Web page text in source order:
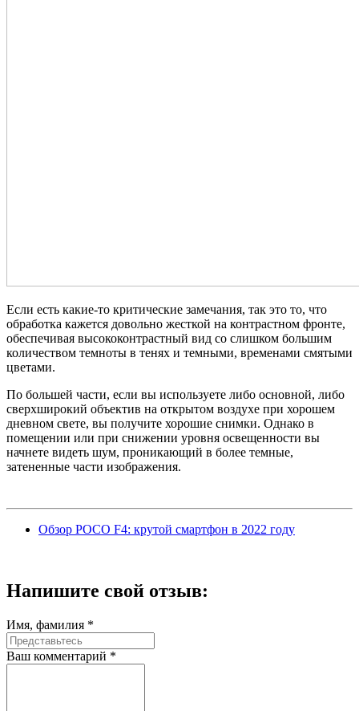
Если есть какие-то критические замечания, так это то, что
обработка кажется довольно жесткой на контрастном фронте,
обеспечивая высококонтрастный вид со слишком большим
количеством темноты в тенях и темными, временами смятыми
цветами.
По большей части, если вы используете либо основной, либо
сверхширокий объектив на открытом воздухе при хорошем
дневном свете, вы получите хорошие снимки. Однако в
помещении или при снижении уровня освещенности вы
начнете видеть шум, проникающий в более темные,
затененные части изображения.
Обзор POCO F4: крутой смартфон в 2022 году
Напишите свой отзыв:
Имя, фамилия *
Ваш комментарий *